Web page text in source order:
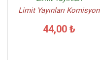
Limit Yayınları Komisyon
44,00 ₺